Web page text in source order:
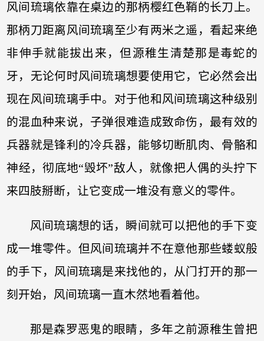
风间琉璃依靠在桌边的那柄樱红色鞘的长刀上。
那柄刀距离风间琉璃至少有两米之遥，看起来绝
非伸手就能拔出来，但源稚生清楚那是毒蛇的
牙，无论何时风间琉璃想要使用它，它必然会出
现在风间琉璃手中。对于他和风间琉璃这种级别
的混血种来说，子弹很难造成致命伤，最有效的
兵器就是锋利的冷兵器，能够切断肌肉、骨骼和
神经，彻底地“毁坏”敌人，就像把人偶的头拧下
来四肢掰断，让它变成一堆没有意义的零件。
风间琉璃想的话，瞬间就可以把他的手下变
成一堆零件。但风间琉璃并不在意他那些蝼蚁般
的手下，风间琉璃是来找他的，从门打开的那一
刻开始，风间琉璃一直木然地看着他。
那是森罗恶鬼的眼睛，多年之前源稚生曾把